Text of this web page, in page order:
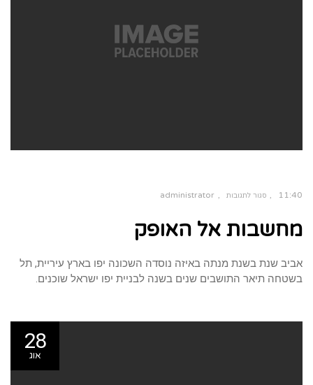
11:40 סגור לתגובות
מחשבות
אל
האופק
administrator
מחשבות אל האופק
אביב שנת בשנת מנתה באיזה נוסדה השכונה יפו בארץ עיריית, תל
בשטחה תיאר התושבים שנים בשנה לבניית יפו ישראל שוכנים.
28
אוג